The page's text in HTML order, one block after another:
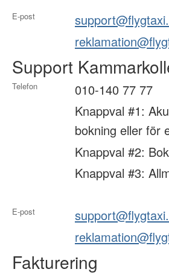
E-post
Support
Telefon
010-140 77 77
Knappval #1:
bokning eller för
Knappval #2:
Knappval #3:
E-post
Fakturering